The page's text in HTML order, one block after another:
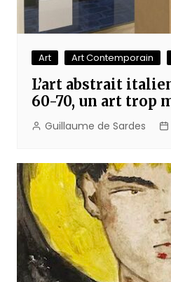
Art Art Contemporain
L’art abstrait
60-70, un art trop
Guillaume de Sardes